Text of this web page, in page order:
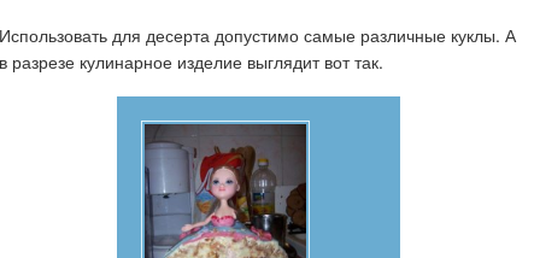
Использовать для десерта допустимо самые различные куклы. А
в разрезе кулинарное изделие выглядит вот так.